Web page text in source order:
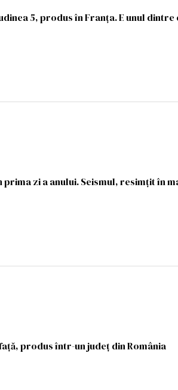
5, produs în Franța. E unul
zi a anului. Seismul, resimțit în
produs într-un județ din România